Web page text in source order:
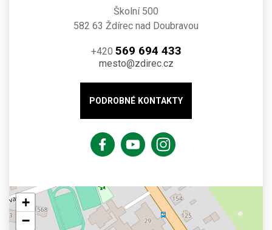
Školní 500
582 63 Ždírec nad Doubravou
+420 569 694 433
mesto@zdirec.cz
PODROBNÉ KONTAKTY
+
−